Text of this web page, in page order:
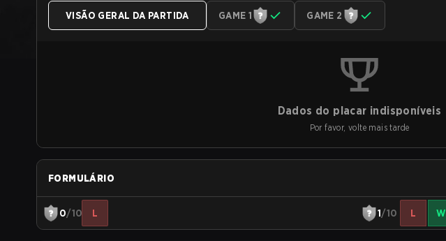
VISÃO GERAL DA PARTIDA GAME 1 GAME 2
Dados do placar indisponíveis
Por favor, volte mais tarde
FORMULÁRIO
0/10 L 1/10 L W